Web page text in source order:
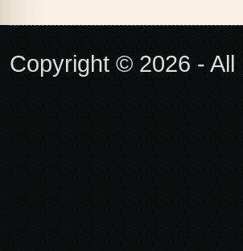
Copyright © 2026 -